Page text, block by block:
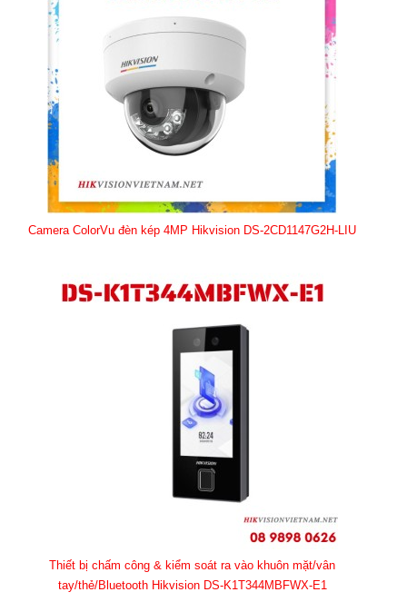
Camera ColorVu đèn kép 4MP Hikvision DS-2CD1147G2H-LIU
Thiết bị chấm công & kiểm soát ra vào khuôn mặt/vân
tay/thẻ/Bluetooth Hikvision DS-K1T344MBFWX-E1